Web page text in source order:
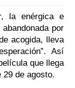
la enérgica e
por
acogida, lleva
Así
que llega
29 de agosto.